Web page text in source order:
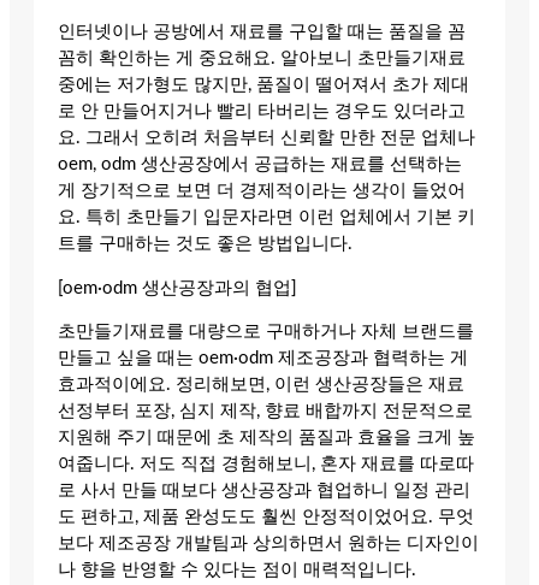
인터넷이나 공방에서 재료를 구입할 때는 품질을 꼼
꼼히 확인하는 게 중요해요. 알아보니 초만들기재료
중에는 저가형도 많지만, 품질이 떨어져서 초가 제대
로 안 만들어지거나 빨리 타버리는 경우도 있더라고
요. 그래서 오히려 처음부터 신뢰할 만한 전문 업체나
oem, odm 생산공장에서 공급하는 재료를 선택하는
게 장기적으로 보면 더 경제적이라는 생각이 들었어
요. 특히 초만들기 입문자라면 이런 업체에서 기본 키
트를 구매하는 것도 좋은 방법입니다.
[oem·odm 생산공장과의 협업]
초만들기재료를 대량으로 구매하거나 자체 브랜드를
만들고 싶을 때는 oem·odm 제조공장과 협력하는 게
효과적이에요. 정리해보면, 이런 생산공장들은 재료
선정부터 포장, 심지 제작, 향료 배합까지 전문적으로
지원해 주기 때문에 초 제작의 품질과 효율을 크게 높
여줍니다. 저도 직접 경험해보니, 혼자 재료를 따로따
로 사서 만들 때보다 생산공장과 협업하니 일정 관리
도 편하고, 제품 완성도도 훨씬 안정적이었어요. 무엇
보다 제조공장 개발팀과 상의하면서 원하는 디자인이
나 향을 반영할 수 있다는 점이 매력적입니다.